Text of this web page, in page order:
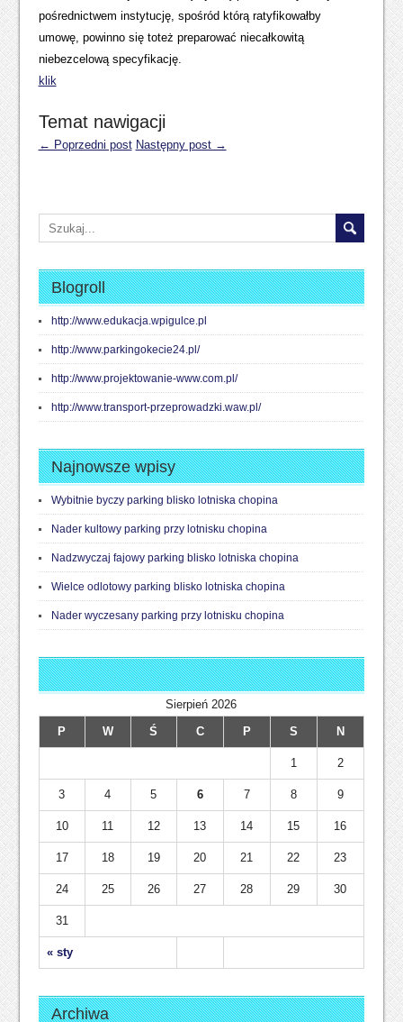
pośrednictwem instytucję, spośród którą ratyfikowałby
umowę, powinno się toteż preparować niecałkowitą
niebezcelową specyfikację.
klik
Temat nawigacji
← Poprzedni post Następny post →
Blogroll
http://www.edukacja.wpigulce.pl
http://www.parkingokecie24.pl/
http://www.projektowanie-www.com.pl/
http://www.transport-przeprowadzki.waw.pl/
Najnowsze wpisy
Wybitnie byczy parking blisko lotniska chopina
Nader kultowy parking przy lotnisku chopina
Nadzwyczaj fajowy parking blisko lotniska chopina
Wielce odlotowy parking blisko lotniska chopina
Nader wyczesany parking przy lotnisku chopina
Sierpień 2026
P
W Ś C P S N
« sty
1 2
3 4 5 6 7 8 9
10 11 12 13 14 15 16
17 18 19 20 21 22 23
24 25 26 27 28 29 30
31
Archiwa